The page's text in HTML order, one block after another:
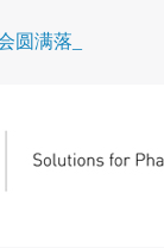
圆满落幕